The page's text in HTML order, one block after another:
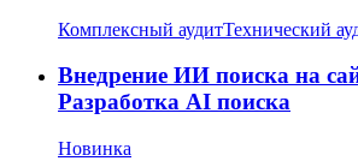
Комплексный аудитТехнический
Внедрение ИИ поиска на
Разработка AI поиска
Новинка